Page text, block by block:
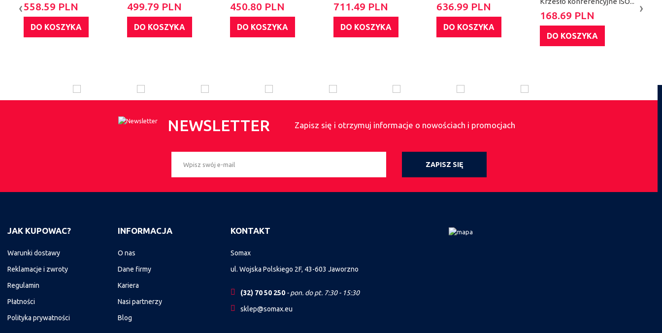
558.59 PLN
DO KOSZYKA
499.79 PLN
DO KOSZYKA
450.80 PLN
DO KOSZYKA
711.49 PLN
DO KOSZYKA
636.99 PLN
DO KOSZYKA
168.69 PLN
DO KOSZYKA
‹ ›
NEWSLETTER Zapisz się i otrzymuj informacje o nowościach i promocjach
ZAPISZ SIĘ
JAK KUPOWAC?
Warunki dostawy
Reklamacje i zwroty
Regulamin
Płatności
Polityka prywatności
INFORMACJA
O nas
Dane firmy
Kariera
Nasi partnerzy
Blog
KONTAKT
Somax
ul. Wojska Polskiego 2F, 43-603 Jaworzno
(32) 70 50 250 - pon. do pt. 7:30 - 15:30
sklep@somax.eu